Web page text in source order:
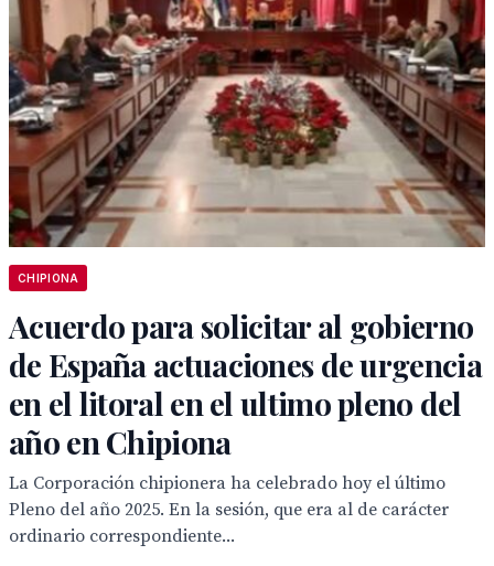
CHIPIONA
Acuerdo para solicitar al gobierno
de España actuaciones de urgencia
en el litoral en el ultimo pleno del
año en Chipiona
La Corporación chipionera ha celebrado hoy el último
Pleno del año 2025. En la sesión, que era al de carácter
ordinario correspondiente...